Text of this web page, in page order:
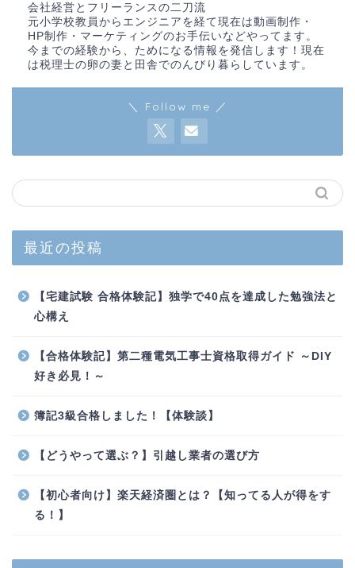
会社経営とフリーランスの二刀流
元小学校教員からエンジニアを経て現在は動画制作・
HP制作・マーケティングのお手伝いなどやってます。
今までの経験から、ためになる情報を発信します！現在
は税理士の卵の妻と田舎でのんびり暮らしています。
＼ Follow me ／
最近の投稿
【宅建試験 合格体験記】独学で40点を達成した勉強法と
心構え
【合格体験記】第二種電気工事士資格取得ガイド ～DIY
好き必見！～
簿記3級合格しました！【体験談】
【どうやって選ぶ？】引越し業者の選び方
【初心者向け】楽天経済圏とは？【知ってる人が得をす
る！】